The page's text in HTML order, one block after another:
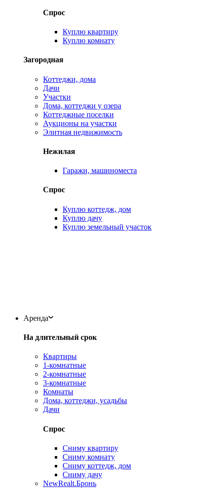
Спрос
Куплю квартиру
Куплю комнату
Загородная
Коттеджи, дома
Дачи
Участки
Дома, коттеджи у озера
Коттеджные поселки
Аукционы на участки
Элитная недвижимость
Нежилая
Гаражи, машиноместа
Спрос
Куплю коттедж, дом
Куплю дачу
Куплю земельный участок
Аренда
На длительный срок
Квартиры
1-комнатные
2-комнатные
3-комнатные
Комнаты
Дома, коттеджи, усадьбы
Дачи
Спрос
Сниму квартиру
Сниму комнату
Сниму коттедж, дом
Сниму дачу
NewRealt.Бронь